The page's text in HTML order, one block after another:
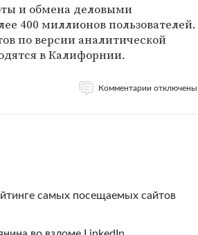
и обмена деловыми
400 миллионов пользователей.
по версии аналитической
в Калифорнии.
Комментарии отключены
самых посещаемых сайтов